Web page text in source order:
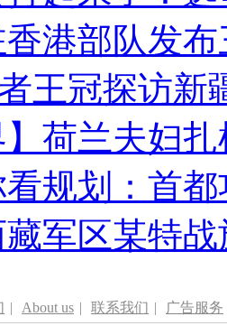
港部队发
王冠探访新
】荷兰夫妇
规划：首
军区某特
| About us | 联系我们 | 广告服务